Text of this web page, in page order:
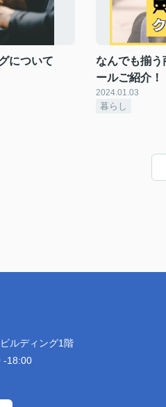
について
なんでも揃う
ールご紹介！
2024.01.03
暮らし
ルディング1階
18:00